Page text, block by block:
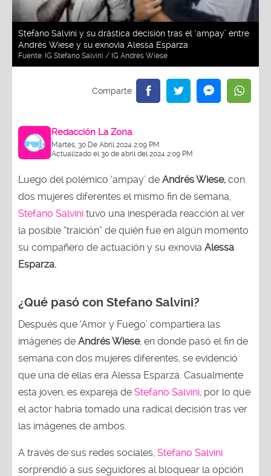
Stefano Salvini y su drástica decisión tras el ‘ampay’ entre
Andrés Wiese y su exnovia Alessa Esparza
Fuente: IG Stefano Salvini / IG Andrés Wiese
Redacción La Zona
Martes, 30 De Abril 2024 2:09 PM
Actualizado el 30 de abril del 2024 2:09 PM
Luego del polémico ‘ampay’ de Andrés Wiese, con
dos mujeres diferentes el mismo fin de semana,
Stefano Salvini tuvo una inesperada reacción al ver
la posible “traición” de quién fue en algún momento
su compañero de actuación y su exnovia Alessa
Esparza.
¿Qué pasó con Stefano Salvini?
Después que ‘Amor y Fuego’ compartiera las
imágenes de Andrés Wiese, en donde pasó el fin de
semana con dos mujeres diferentes, se evidenció
que una de ellas era Alessa Esparza. Casualmente
esta joven, es expareja de Stefano Salvini , por lo que
el actor habría tomado una radical decisión tras ver
las imágenes de ambos.
A través de sus redes sociales, Stefano Salvini
sorprendió a sus seguidores al bloquear la opción